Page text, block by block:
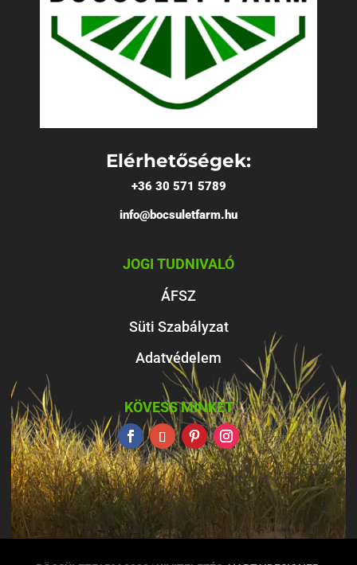
Elérhetőségek:
+36 30 571 5789
info@bocsuletfarm.hu
JOGI TUDNIVALÓ
ÁFSZ
Süti Szabályzat
Adatvédelem
KÖVESS MINKET